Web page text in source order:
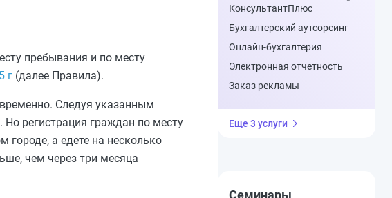
пребывания и по месту
г (далее Правила).
Следуя указанным
Но регистрация граждан по месту
городе, а едете на несколько
чем через три месяца
КонсультантПлюс
Бухгалтерский аутсорсинг
Онлайн-бухгалтерия
Электронная отчетность
Заказ рекламы
Еще 3 услуги
Семинары